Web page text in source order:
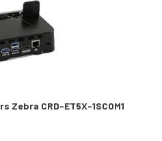
CRD-ET5X-1SCOM1